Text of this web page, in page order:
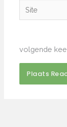
Site
volgende